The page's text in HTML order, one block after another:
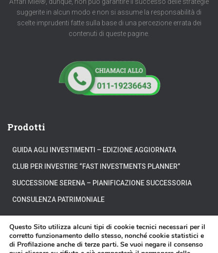
suggerite in alcun modo e non si assume la responsabilità di
scelte imprudenti fatte sulla base di una percezione errata dei
contenuti di queste pagine.
Prodotti
GUIDA AGLI INVESTIMENTI – EDIZIONE AGGIORNATA
CLUB PER INVESTIRE “FAST INVESTMENTS PLANNER”
SUCCESSIONE SERENA – PIANIFICAZIONE SUCCESSORIA
CONSULENZA PATRIMONIALE
CHI SIAMO DOVE SIAMO DICONO DI NOI
Questo Sito utilizza alcuni tipi di cookie tecnici necessari per il
corretto funzionamento dello stesso, nonché cookie statistici e
di Profilazione anche di terze parti. Se vuoi negare il consenso